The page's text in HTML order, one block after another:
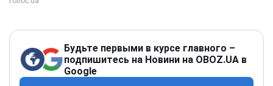
Будьте первыми в курсе главного –
подпишитесь на Новини на OBOZ.UA в
Google